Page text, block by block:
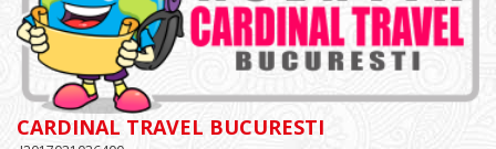
CARDINAL TRAVEL BUCURESTI